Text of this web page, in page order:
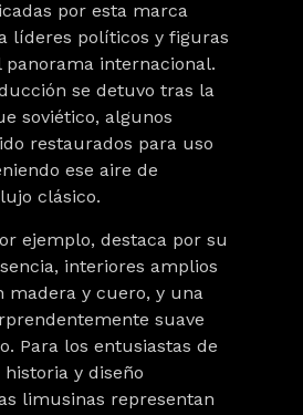
por esta marca
líderes políticos y figuras
panorama internacional.
se detuvo tras la
soviético, algunos
restaurados para uso
ese aire de
clásico.
ejemplo, destaca por su
interiores amplios
madera y cuero, y una
suave
Para los entusiastas de
y diseño
limusinas representan